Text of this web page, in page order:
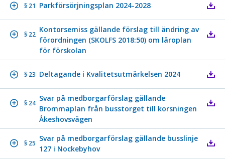
§ 21 Parkförsörjningsplan 2024-2028
§ 22
Kontorsemiss gällande förslag till ändring av
förordningen (SKOLFS 2018:50) om läroplan
för förskolan
§ 23 Deltagande i Kvalitetsutmärkelsen 2024
§ 24
Svar på medborgarförslag gällande
Brommaplan från busstorget till korsningen
Åkeshovsvägen
§ 25
Svar på medborgarförslag gällande busslinje
127 i Nockebyhov